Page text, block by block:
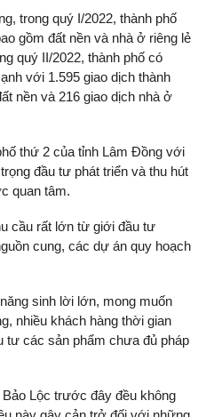
trong quý I/2022, thành phố
gồm đất nền và nhà ở riêng lẻ
quý II/2022, thành phố có
với 1.595 giao dịch thành
nền và 216 giao dịch nhà ở
thứ 2 của tỉnh Lâm Đồng với
đầu tư phát triển và thu hút
quan tâm.
cầu rất lớn từ giới đầu tư
cung, các dự án quy hoạch
sinh lời lớn, mong muốn
nhiều khách hàng thời gian
tư các sản phẩm chưa đủ pháp
Lộc trước đây đều không